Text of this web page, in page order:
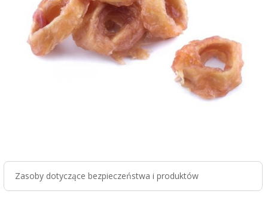
Zasoby dotyczące bezpieczeństwa i produktów